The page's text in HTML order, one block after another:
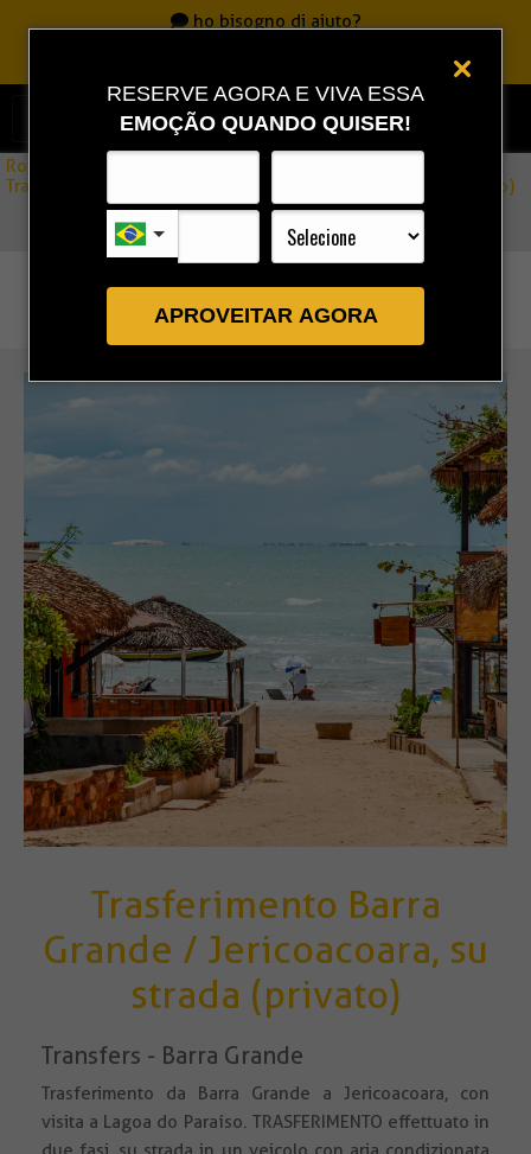
RESERVE AGORA E VIVA ESSA
EMOÇÃO QUANDO QUISER!
APROVEITAR AGORA
ho bisogno di aiuto?
Rota Combo
Trasferimento Barra Grande ↔ Jericoacoara Via Strada (Privato)
Trasferimento Barra
Grande / Jericoacoara, su
strada (privato)
Transfers - Barra Grande
Trasferimento da Barra Grande a Jericoacoara, con
visita a Lagoa do Paraíso. TRASFERIMENTO effettuato in